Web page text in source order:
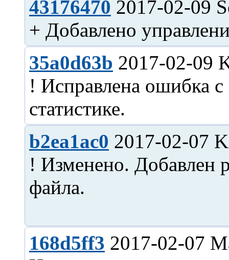
43176470 2017-02-09
35a0d63b 2017-02-09
! Исправлена ошибка
b2ea1ac0 2017-02-07
! Изменено. Добавлен
файла.
168d5ff3 2017-02-07